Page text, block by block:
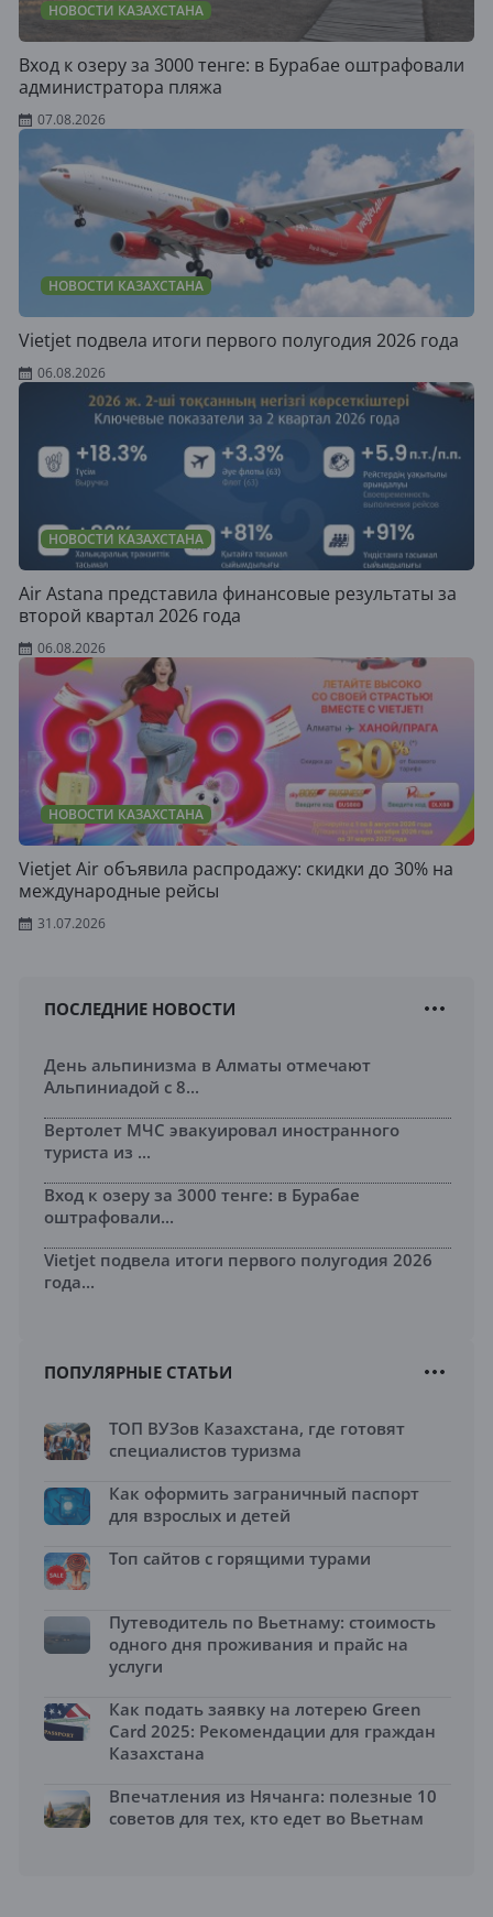
НОВОСТИ КАЗАХСТАНА
Вход к озеру за 3000 тенге: в Бурабае оштрафовали
администратора пляжа
07.08.2026
НОВОСТИ КАЗАХСТАНА
Vietjet подвела итоги первого полугодия 2026 года
06.08.2026
НОВОСТИ КАЗАХСТАНА
Air Astana представила финансовые результаты за
второй квартал 2026 года
06.08.2026
НОВОСТИ КАЗАХСТАНА
Vietjet Air объявила распродажу: скидки до 30% на
международные рейсы
31.07.2026
ПОСЛЕДНИЕ НОВОСТИ
День альпинизма в Алматы отмечают
Альпиниадой с 8...
Вертолет МЧС эвакуировал иностранного
туриста из ...
Вход к озеру за 3000 тенге: в Бурабае
оштрафовали...
Vietjet подвела итоги первого полугодия 2026
года...
ПОПУЛЯРНЫЕ СТАТЬИ
ТОП ВУЗов Казахстана, где готовят
специалистов туризма
Как оформить заграничный паспорт
для взрослых и детей
Топ сайтов с горящими турами
Путеводитель по Вьетнаму: стоимость
одного дня проживания и прайс на
услуги
Как подать заявку на лотерею Green
Card 2025: Рекомендации для граждан
Казахстана
Впечатления из Нячанга: полезные 10
советов для тех, кто едет во Вьетнам